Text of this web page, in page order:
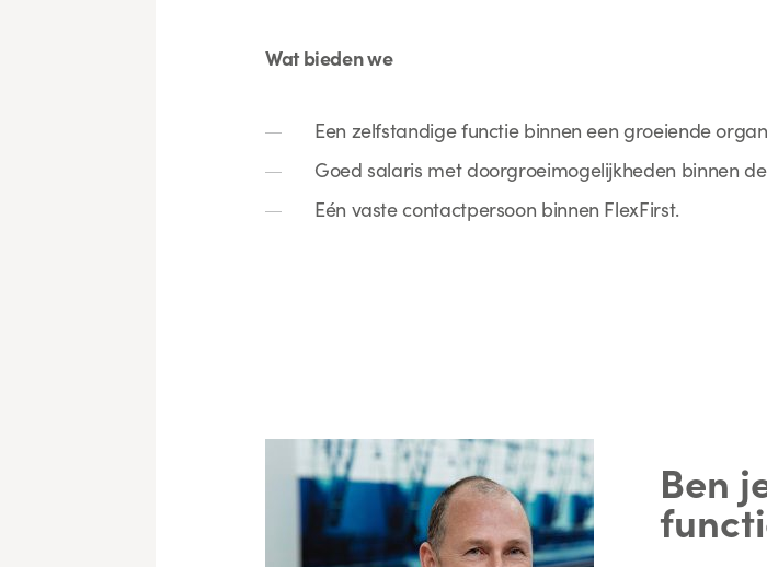
Wat bieden we
Een zelfstandige functie binnen een groeiende
Goed salaris met doorgroeimogelijkheden binnen
Eén vaste contactpersoon binnen FlexFirst.
Ben